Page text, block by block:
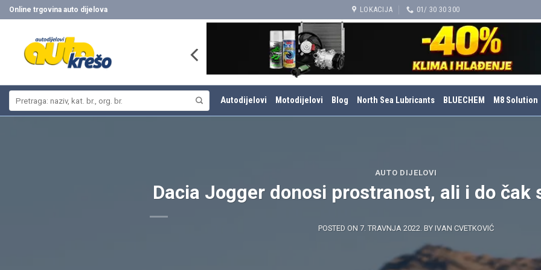
Skip
to
Online trgovina auto dijelova LOKACIJA 01/ 30 30 300
Autodijelovi Motodijelovi Blog North Sea Lubricants BLUECHEM M8 Solution
AUTO DIJELOVI
Dacia Jogger donosi prostranost, ali i do čak
POSTED ON 7. TRAVNJA 2022. BY IVAN CVETKOVIĆ